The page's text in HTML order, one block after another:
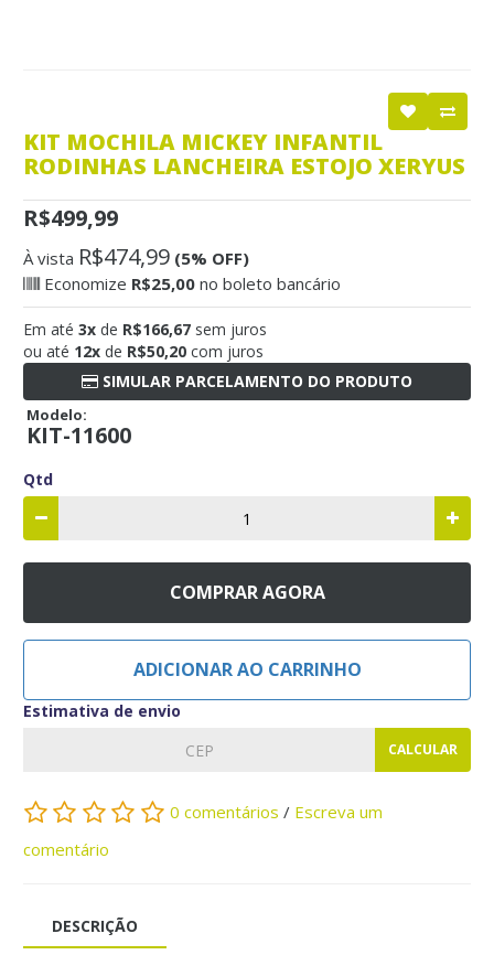
KIT MOCHILA MICKEY INFANTIL
RODINHAS LANCHEIRA ESTOJO XERYUS
R$499,99
À vista R$474,99 (5% OFF)
Economize R$25,00 no boleto bancário
Em até 3x de R$166,67 sem juros
ou até 12x de R$50,20 com juros
SIMULAR PARCELAMENTO DO PRODUTO
Modelo:
KIT-11600
Qtd
COMPRAR AGORA
ADICIONAR AO CARRINHO
Estimativa de envio
CALCULAR
0 comentários / Escreva um
comentário
DESCRIÇÃO